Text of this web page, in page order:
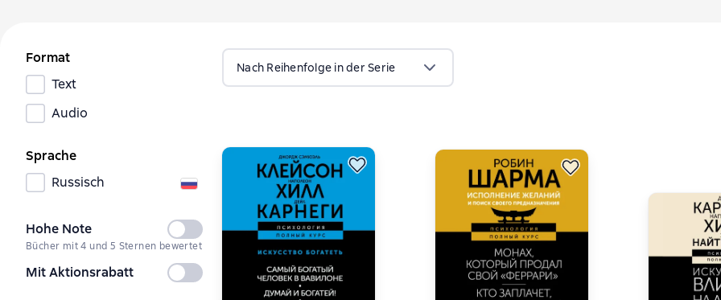
Format
Text
Audio
Sprache
Russisch
Hohe Note
Nicht
ausgewählt
Bücher mit 4 und 5 Sternen bewertet
Mit Aktionsrabatt
Nicht
Nach Reihenfolge in der Serie